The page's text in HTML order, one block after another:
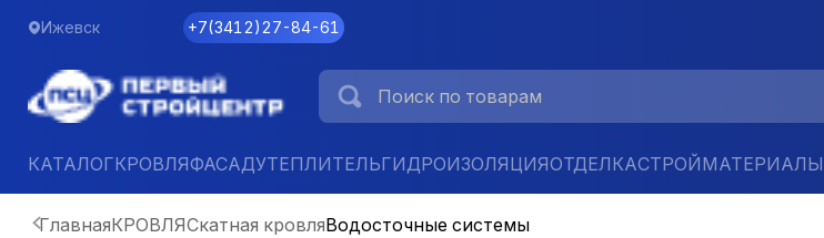
Ижевск +7(3412)27-84-61
КАТАЛОГКРОВЛЯФАСАДУТЕПЛИТЕЛЬГИДРОИЗОЛЯЦИЯОТДЕЛКАСТРОЙМАТЕРИАЛЫ
ГлавнаяКРОВЛЯСкатная кровляВодосточные системы